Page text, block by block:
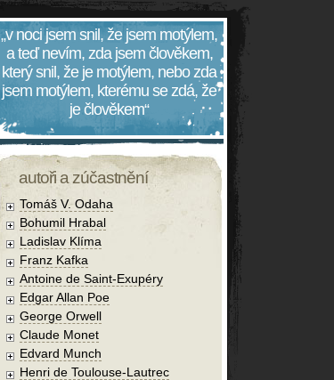
„v noci jsem snil, že jsem motýlem,
a teď nevím, zda jsem člověkem,
který snil, že je motýlem, nebo zda
jsem motýlem, kterému se zdá, že
je člověkem“
autoři a zúčastnění
Tomáš V. Odaha
Bohumil Hrabal
Ladislav Klíma
Franz Kafka
Antoine de Saint-Exupéry
Edgar Allan Poe
George Orwell
Claude Monet
Edvard Munch
Henri de Toulouse-Lautrec